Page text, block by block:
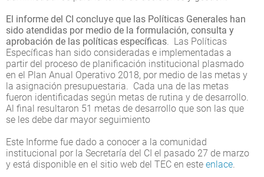
El informe del CI concluye que las Políticas Generales han
sido atendidas por medio de la formulación, consulta y
aprobación de las políticas específicas. Las Políticas
Específicas han sido consideradas e implementadas a
partir del proceso de planificación institucional plasmado
en el Plan Anual Operativo 2018, por medio de las metas y
la asignación presupuestaria. Cada una de las metas
fueron identificadas según metas de rutina y de desarrollo.
Al final resultaron 51 metas de desarrollo que son las que
se les debe dar mayor seguimiento
Este Informe fue dado a conocer a la comunidad
institucional por la Secretaría del CI el pasado 27 de marzo
y está disponible en el sitio web del TEC en este enlace.